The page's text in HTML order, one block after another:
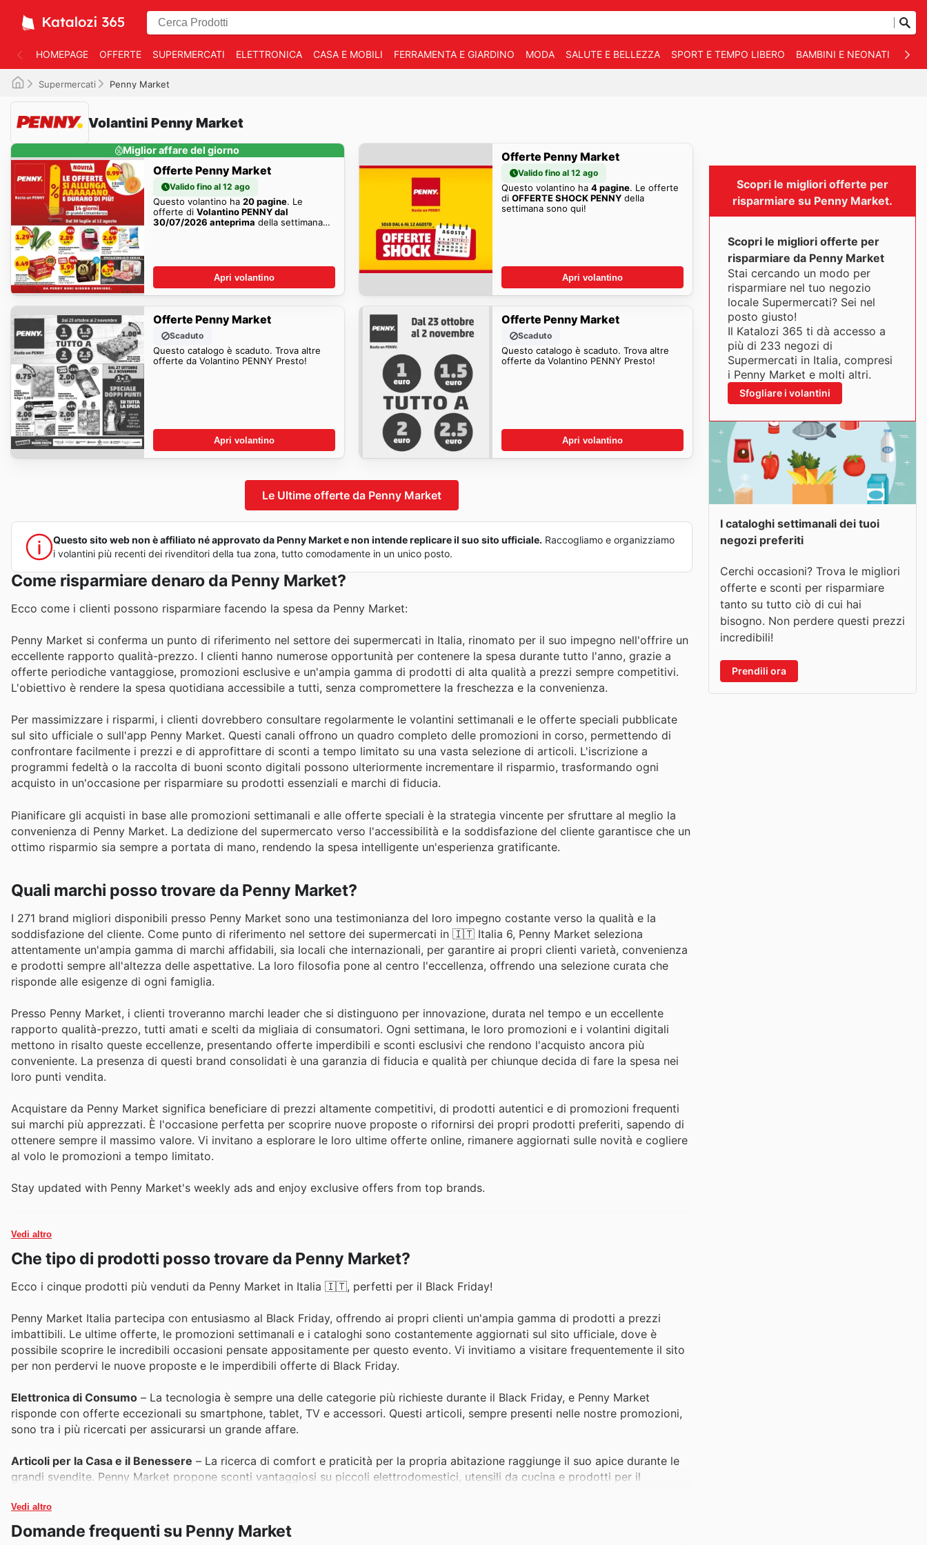
HOMEPAGE OFFERTE SUPERMERCATI ELETTRONICA CASA E MOBILI FERRAMENTA E GIARDINO MODA SALUTE E BELLEZZA SPORT E TEMPO LIBERO BAMBINI E NEONATI
Supermercati Penny Market
Volantini Penny Market
Miglior affare del giorno
Offerte Penny Market
Valido fino al 12 ago
Questo volantino ha 20 pagine. Le
offerte di Volantino PENNY dal
30/07/2026 anteprima della settimana
Apri volantino
Offerte Penny Market
Valido fino al 12 ago
Questo volantino ha4 pagine. Le offerte
diOFFERTE SHOCK PENNY della
settimana sono qui!
Apri volantino
Offerte Penny Market
Scaduto
Questo catalogo è scaduto. Trova altre
offerte da Volantino PENNY Presto!
Apri volantino
Offerte Penny Market
Scaduto
Questo catalogo è scaduto. Trova altre
offerte da Volantino PENNY Presto!
Apri volantino
Le Ultime offerte da Penny Market
Questo sito web non è affiliato né approvato da Penny Market e non intende replicare il suo sito ufficiale. Raccogliamo e organizziamo
i volantini più recenti dei rivenditori della tua zona, tutto comodamente in un unico posto.
Come risparmiare denaro da Penny Market?
Ecco come i clienti possono risparmiare facendo la spesa da Penny Market:
Penny Market si conferma un punto di riferimento nel settore dei supermercati in Italia, rinomato per il suo impegno nell'offrire un
eccellente rapporto qualità-prezzo. I clienti hanno numerose opportunità per contenere la spesa durante tutto l'anno, grazie a
offerte periodiche vantaggiose, promozioni esclusive e un'ampia gamma di prodotti di alta qualità a prezzi sempre competitivi.
L'obiettivo è rendere la spesa quotidiana accessibile a tutti, senza compromettere la freschezza e la convenienza.
Per massimizzare i risparmi, i clienti dovrebbero consultare regolarmente le volantini settimanali e le offerte speciali pubblicate
sul sito ufficiale o sull'app Penny Market. Questi canali offrono un quadro completo delle promozioni in corso, permettendo di
confrontare facilmente i prezzi e di approfittare di sconti a tempo limitato su una vasta selezione di articoli. L'iscrizione a
programmi fedeltà o la raccolta di buoni sconto digitali possono ulteriormente incrementare il risparmio, trasformando ogni
acquisto in un'occasione per risparmiare su prodotti essenziali e marchi di fiducia.
Pianificare gli acquisti in base alle promozioni settimanali e alle offerte speciali è la strategia vincente per sfruttare al meglio la
convenienza di Penny Market. La dedizione del supermercato verso l'accessibilità e la soddisfazione del cliente garantisce che un
ottimo risparmio sia sempre a portata di mano, rendendo la spesa intelligente un'esperienza gratificante.
Quali marchi posso trovare da Penny Market?
I 271 brand migliori disponibili presso Penny Market sono una testimonianza del loro impegno costante verso la qualità e la
soddisfazione del cliente. Come punto di riferimento nel settore dei supermercati in 🇮🇹 Italia 6, Penny Market seleziona
attentamente un'ampia gamma di marchi affidabili, sia locali che internazionali, per garantire ai propri clienti varietà, convenienza
e prodotti sempre all'altezza delle aspettative. La loro filosofia pone al centro l'eccellenza, offrendo una selezione curata che
risponde alle esigenze di ogni famiglia.
Presso Penny Market, i clienti troveranno marchi leader che si distinguono per innovazione, durata nel tempo e un eccellente
rapporto qualità-prezzo, tutti amati e scelti da migliaia di consumatori. Ogni settimana, le loro promozioni e i volantini digitali
mettono in risalto queste eccellenze, presentando offerte imperdibili e sconti esclusivi che rendono l'acquisto ancora più
conveniente. La presenza di questi brand consolidati è una garanzia di fiducia e qualità per chiunque decida di fare la spesa nei
loro punti vendita.
Acquistare da Penny Market significa beneficiare di prezzi altamente competitivi, di prodotti autentici e di promozioni frequenti
sui marchi più apprezzati. È l'occasione perfetta per scoprire nuove proposte o rifornirsi dei propri prodotti preferiti, sapendo di
ottenere sempre il massimo valore. Vi invitano a esplorare le loro ultime offerte online, rimanere aggiornati sulle novità e cogliere
al volo le promozioni a tempo limitato.
Stay updated with Penny Market's weekly ads and enjoy exclusive offers from top brands.
Vedi altro
Che tipo di prodotti posso trovare da Penny Market?
Ecco i cinque prodotti più venduti da Penny Market in Italia 🇮🇹, perfetti per il Black Friday!
Penny Market Italia partecipa con entusiasmo al Black Friday, offrendo ai propri clienti un'ampia gamma di prodotti a prezzi
imbattibili. Le ultime offerte, le promozioni settimanali e i cataloghi sono costantemente aggiornati sul sito ufficiale, dove è
possibile scoprire le incredibili occasioni pensate appositamente per questo evento. Vi invitiamo a visitare frequentemente il sito
per non perdervi le nuove proposte e le imperdibili offerte di Black Friday.
Elettronica di Consumo – La tecnologia è sempre una delle categorie più richieste durante il Black Friday, e Penny Market
risponde con offerte eccezionali su smartphone, tablet, TV e accessori. Questi articoli, sempre presenti nelle nostre promozioni,
sono tra i più ricercati per assicurarsi un grande affare.
Articoli per la Casa e il Benessere – La ricerca di comfort e praticità per la propria abitazione raggiunge il suo apice durante le
grandi svendite. Penny Market propone sconti vantaggiosi su piccoli elettrodomestici, utensili da cucina e prodotti per il
Abbigliamento e Accessori– Rinnovare il guardaroba a prezzi scontati è un'opportunità imperdibile. I capi d'abbigliamento e gli
accessori, da sempre molto popolari, sono protagonisti delle nostre promozioni di Black Friday, garantendo stile e risparmio.
Vedi altro
Domande frequenti su Penny Market
Scopri le migliori offerte per
risparmiare su Penny Market.
Scopri le migliori offerte per
risparmiare da Penny Market
Stai cercando un modo per
risparmiare nel tuo negozio
locale Supermercati? Sei nel
posto giusto!
Il Katalozi 365 ti dà accesso a
più di 233 negozi di
Supermercati in Italia, compresi
i Penny Market e molti altri.
Sfogliare i volantini
I cataloghi settimanali dei tuoi
negozi preferiti
Cerchi occasioni? Trova le migliori
offerte e sconti per risparmiare
tanto su tutto ciò di cui hai
bisogno. Non perdere questi prezzi
incredibili!
Prendili ora